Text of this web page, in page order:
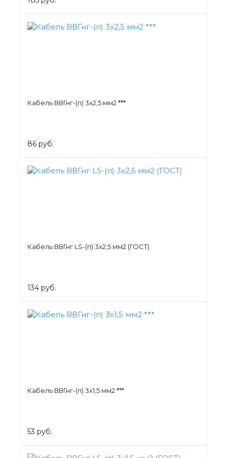
Кабель ВВГнг-(п) 3х2,5 мм2 ***
86 руб.
Кабель ВВГнг LS-(п) 3х2,5 мм2 (ГОСТ)
134 руб.
Кабель ВВГнг-(п) 3х1,5 мм2 ***
53 руб.